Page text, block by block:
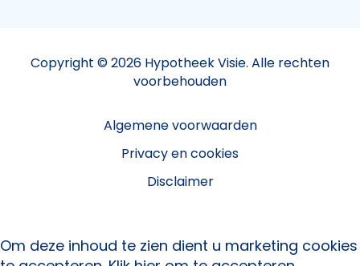
Copyright © 2026 Hypotheek Visie. Alle rechten
voorbehouden
Algemene voorwaarden
Privacy en cookies
Disclaimer
Om deze inhoud te zien dient u marketing cookies